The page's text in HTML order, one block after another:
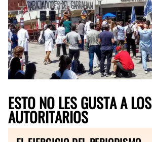
ESTO NO LES GUSTA A LOS
AUTORITARIOS